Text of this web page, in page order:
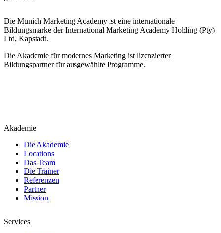
Die Munich Marketing Academy ist eine internationale
Bildungsmarke der International Marketing Academy Holding (Pty)
Ltd, Kapstadt.
Die Akademie für modernes Marketing ist lizenzierter
Bildungspartner für ausgewählte Programme.
Akademie
Die Akademie
Locations
Das Team
Die Trainer
Referenzen
Partner
Mission
Services